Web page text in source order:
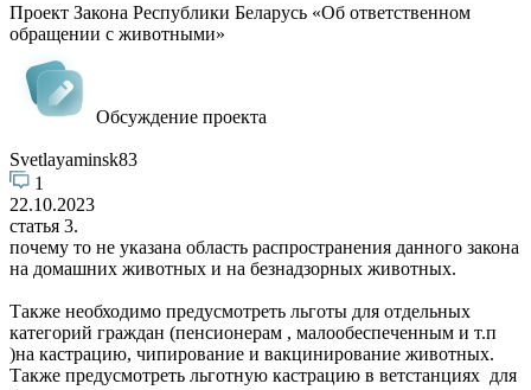
Проект Закона Республики Беларусь «Об ответственном
обращении с животными»
Обсуждение проекта
Svetlayaminsk83
1
22.10.2023
статья 3.
почему то не указана область распространения данного закона
на домашних животных и на безнадзорных животных.
Также необходимо предусмотреть льготы для отдельных
категорий граждан (пенсионерам , малообеспеченным и т.п
)на кастрацию, чипирование и вакцинирование животных.
Также предусмотреть льготную кастрацию в ветстанциях для